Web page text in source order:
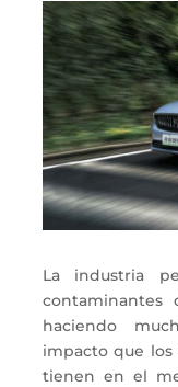
La industria
contaminantes
haciendo
impacto que
tienen en el